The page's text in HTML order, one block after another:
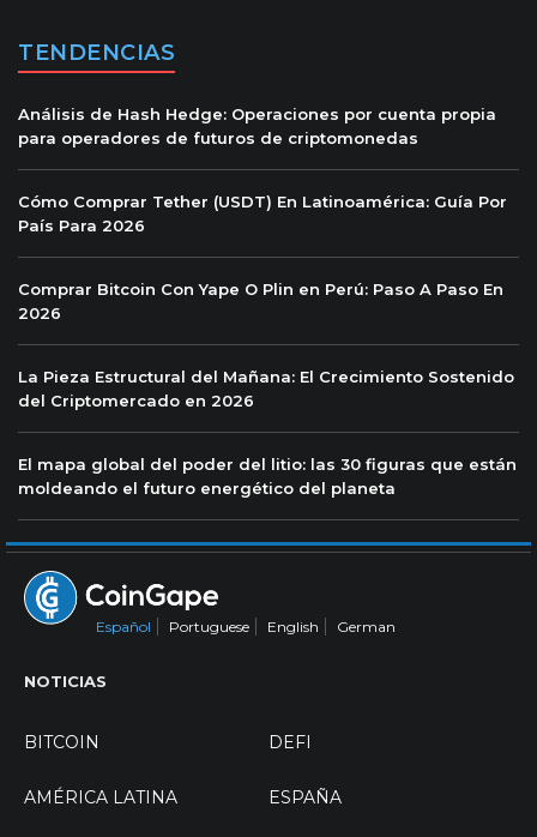
TENDENCIAS
Análisis de Hash Hedge: Operaciones por cuenta propia
para operadores de futuros de criptomonedas
Cómo Comprar Tether (USDT) En Latinoamérica: Guía Por
País Para 2026
Comprar Bitcoin Con Yape O Plin en Perú: Paso A Paso En
2026
La Pieza Estructural del Mañana: El Crecimiento Sostenido
del Criptomercado en 2026
El mapa global del poder del litio: las 30 figuras que están
moldeando el futuro energético del planeta
Español Portuguese English German
NOTICIAS
BITCOIN DEFI
AMÉRICA LATINA ESPAÑA